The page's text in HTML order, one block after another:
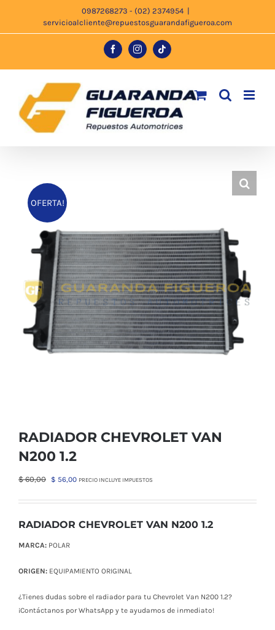
0987268273 - (02) 2374954 |
servicioalcliente@repuestosguarandafigueroa.com
FacebookInstagramTiktok
OFERTA!
RADIADOR CHEVROLET VAN
N200 1.2
$60,00
El
original
$ 56,00El
actual
PRECIO INCLUYE IMPUESTOS
RADIADOR CHEVROLET VAN N200 1.2
MARCA: POLAR
ORIGEN: EQUIPAMIENTO ORIGINAL
¿Tienes dudas sobre el radiador para tu Chevrolet Van N200 1.2?
¡Contáctanos por WhatsApp y te ayudamos de inmediato!